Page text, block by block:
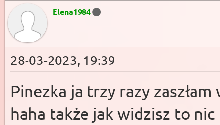
Elena1984
28-03-2023, 19:39
Pinezka ja trzy razy
haha także jak widzisz to